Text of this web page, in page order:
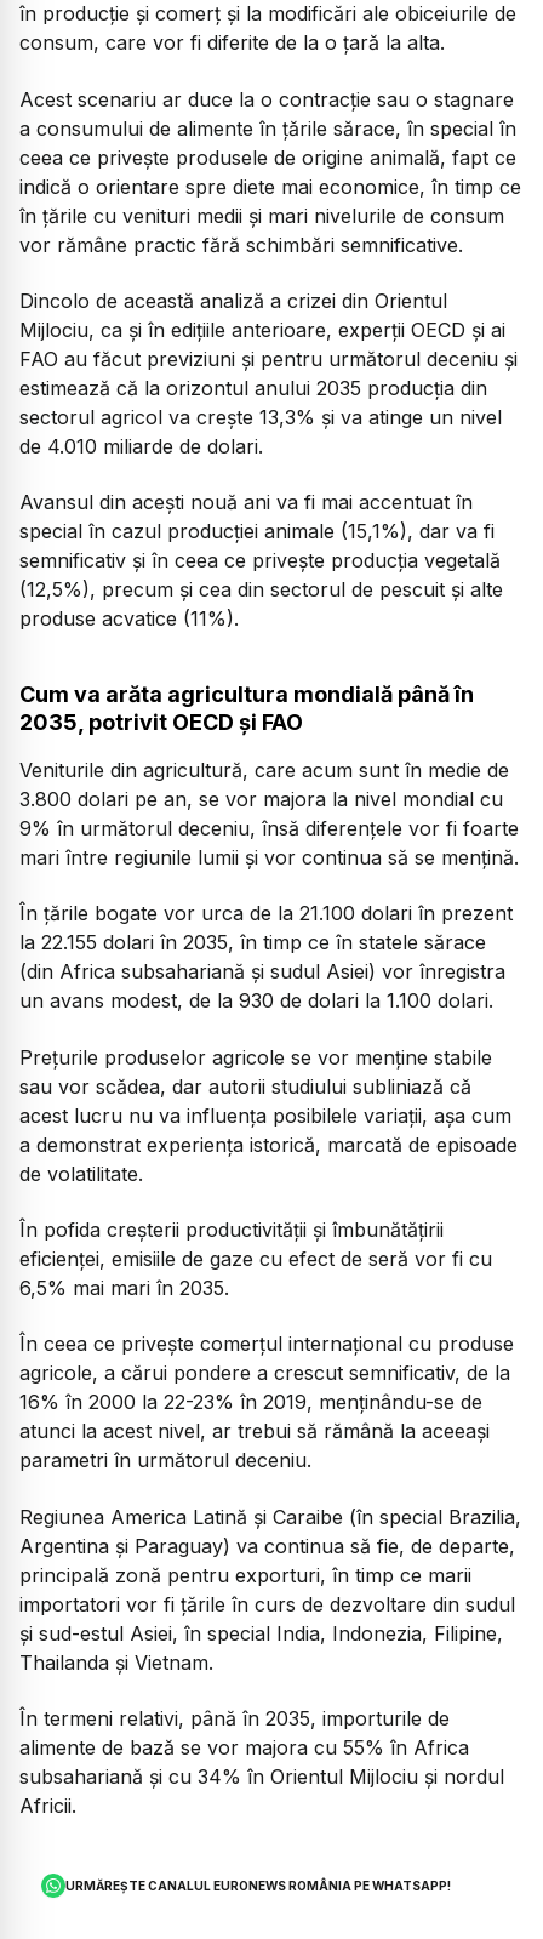
în producție și comerț și la modificări ale obiceiurile de
consum, care vor fi diferite de la o țară la alta.
Acest scenariu ar duce la o contracție sau o stagnare
a consumului de alimente în țările sărace, în special în
ceea ce privește produsele de origine animală, fapt ce
indică o orientare spre diete mai economice, în timp ce
în țările cu venituri medii și mari nivelurile de consum
vor rămâne practic fără schimbări semnificative.
Dincolo de această analiză a crizei din Orientul
Mijlociu, ca și în edițiile anterioare, experții OECD și ai
FAO au făcut previziuni și pentru următorul deceniu și
estimează că la orizontul anului 2035 producția din
sectorul agricol va crește 13,3% și va atinge un nivel
de 4.010 miliarde de dolari.
Avansul din acești nouă ani va fi mai accentuat în
special în cazul producției animale (15,1%), dar va fi
semnificativ și în ceea ce privește producția vegetală
(12,5%), precum și cea din sectorul de pescuit și alte
produse acvatice (11%).
Cum va arăta agricultura mondială până în
2035, potrivit OECD și FAO
Veniturile din agricultură, care acum sunt în medie de
3.800 dolari pe an, se vor majora la nivel mondial cu
9% în următorul deceniu, însă diferențele vor fi foarte
mari între regiunile lumii și vor continua să se mențină.
În țările bogate vor urca de la 21.100 dolari în prezent
la 22.155 dolari în 2035, în timp ce în statele sărace
(din Africa subsahariană și sudul Asiei) vor înregistra
un avans modest, de la 930 de dolari la 1.100 dolari.
Prețurile produselor agricole se vor menține stabile
sau vor scădea, dar autorii studiului subliniază că
acest lucru nu va influența posibilele variații, așa cum
a demonstrat experiența istorică, marcată de episoade
de volatilitate.
În pofida creșterii productivității și îmbunătățirii
eficienței, emisiile de gaze cu efect de seră vor fi cu
6,5% mai mari în 2035.
În ceea ce privește comerțul internațional cu produse
agricole, a cărui pondere a crescut semnificativ, de la
16% în 2000 la 22-23% în 2019, menținându-se de
atunci la acest nivel, ar trebui să rămână la aceeași
parametri în următorul deceniu.
Regiunea America Latină și Caraibe (în special Brazilia,
Argentina și Paraguay) va continua să fie, de departe,
principală zonă pentru exporturi, în timp ce marii
importatori vor fi țările în curs de dezvoltare din sudul
și sud-estul Asiei, în special India, Indonezia, Filipine,
Thailanda și Vietnam.
În termeni relativi, până în 2035, importurile de
alimente de bază se vor majora cu 55% în Africa
subsahariană și cu 34% în Orientul Mijlociu și nordul
Africii.
URMĂREȘTE CANALUL EURONEWS ROMÂNIA PE WHATSAPP!